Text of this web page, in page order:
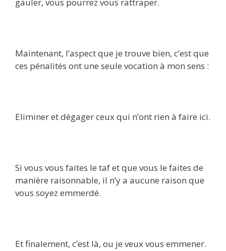
Maintenant, l’aspect que je trouve bien, c’est que
ces pénalités ont une seule vocation à mon sens :
Eliminer et dégager ceux qui n’ont rien à faire ici.
Si vous vous faites le taf et que vous le faites de
manière raisonnable, il n’y a aucune raison que
vous soyez emmerdé.
Et finalement, c’est là, ou je veux vous emmener.